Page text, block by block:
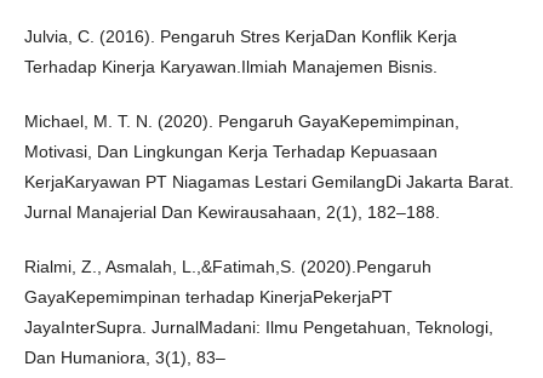
Julvia, C. (2016). Pengaruh Stres KerjaDan Konflik Kerja
Terhadap Kinerja Karyawan.Ilmiah Manajemen Bisnis.
Michael, M. T. N. (2020). Pengaruh GayaKepemimpinan,
Motivasi, Dan Lingkungan Kerja Terhadap Kepuasaan
KerjaKaryawan PT Niagamas Lestari GemilangDi Jakarta Barat.
Jurnal Manajerial Dan Kewirausahaan, 2(1), 182–188.
Rialmi, Z., Asmalah, L.,&Fatimah,S. (2020).Pengaruh
GayaKepemimpinan terhadap KinerjaPekerjaPT
JayaInterSupra. JurnalMadani: Ilmu Pengetahuan, Teknologi,
Dan Humaniora, 3(1), 83–